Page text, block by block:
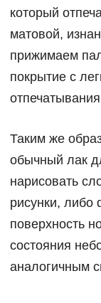
который
матовой,
прижимаем
покрытие с
Таким же
обычный лак
нарисовать
рисунки, либо
поверхность
состояния
аналогичным